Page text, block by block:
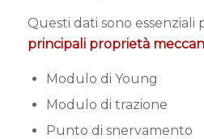
Questi dati sono essenziali
principali proprietà
Modulo di Young
Modulo di trazione
Punto di snervamento